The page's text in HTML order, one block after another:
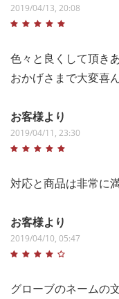
2019/04/13, 20:08
色々と良くして頂き
おかげさまで大変喜
お客様より
2019/04/11, 23:30
対応と商品は非常に
お客様より
2019/04/10, 05:47
グローブのネームの